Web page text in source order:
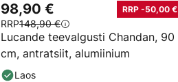
Lucande teevalgusti Chandan, 90
cm, antratsiit, alumiinium
98,90 € RRP -50,00 €
RRP148,90 €
Laos